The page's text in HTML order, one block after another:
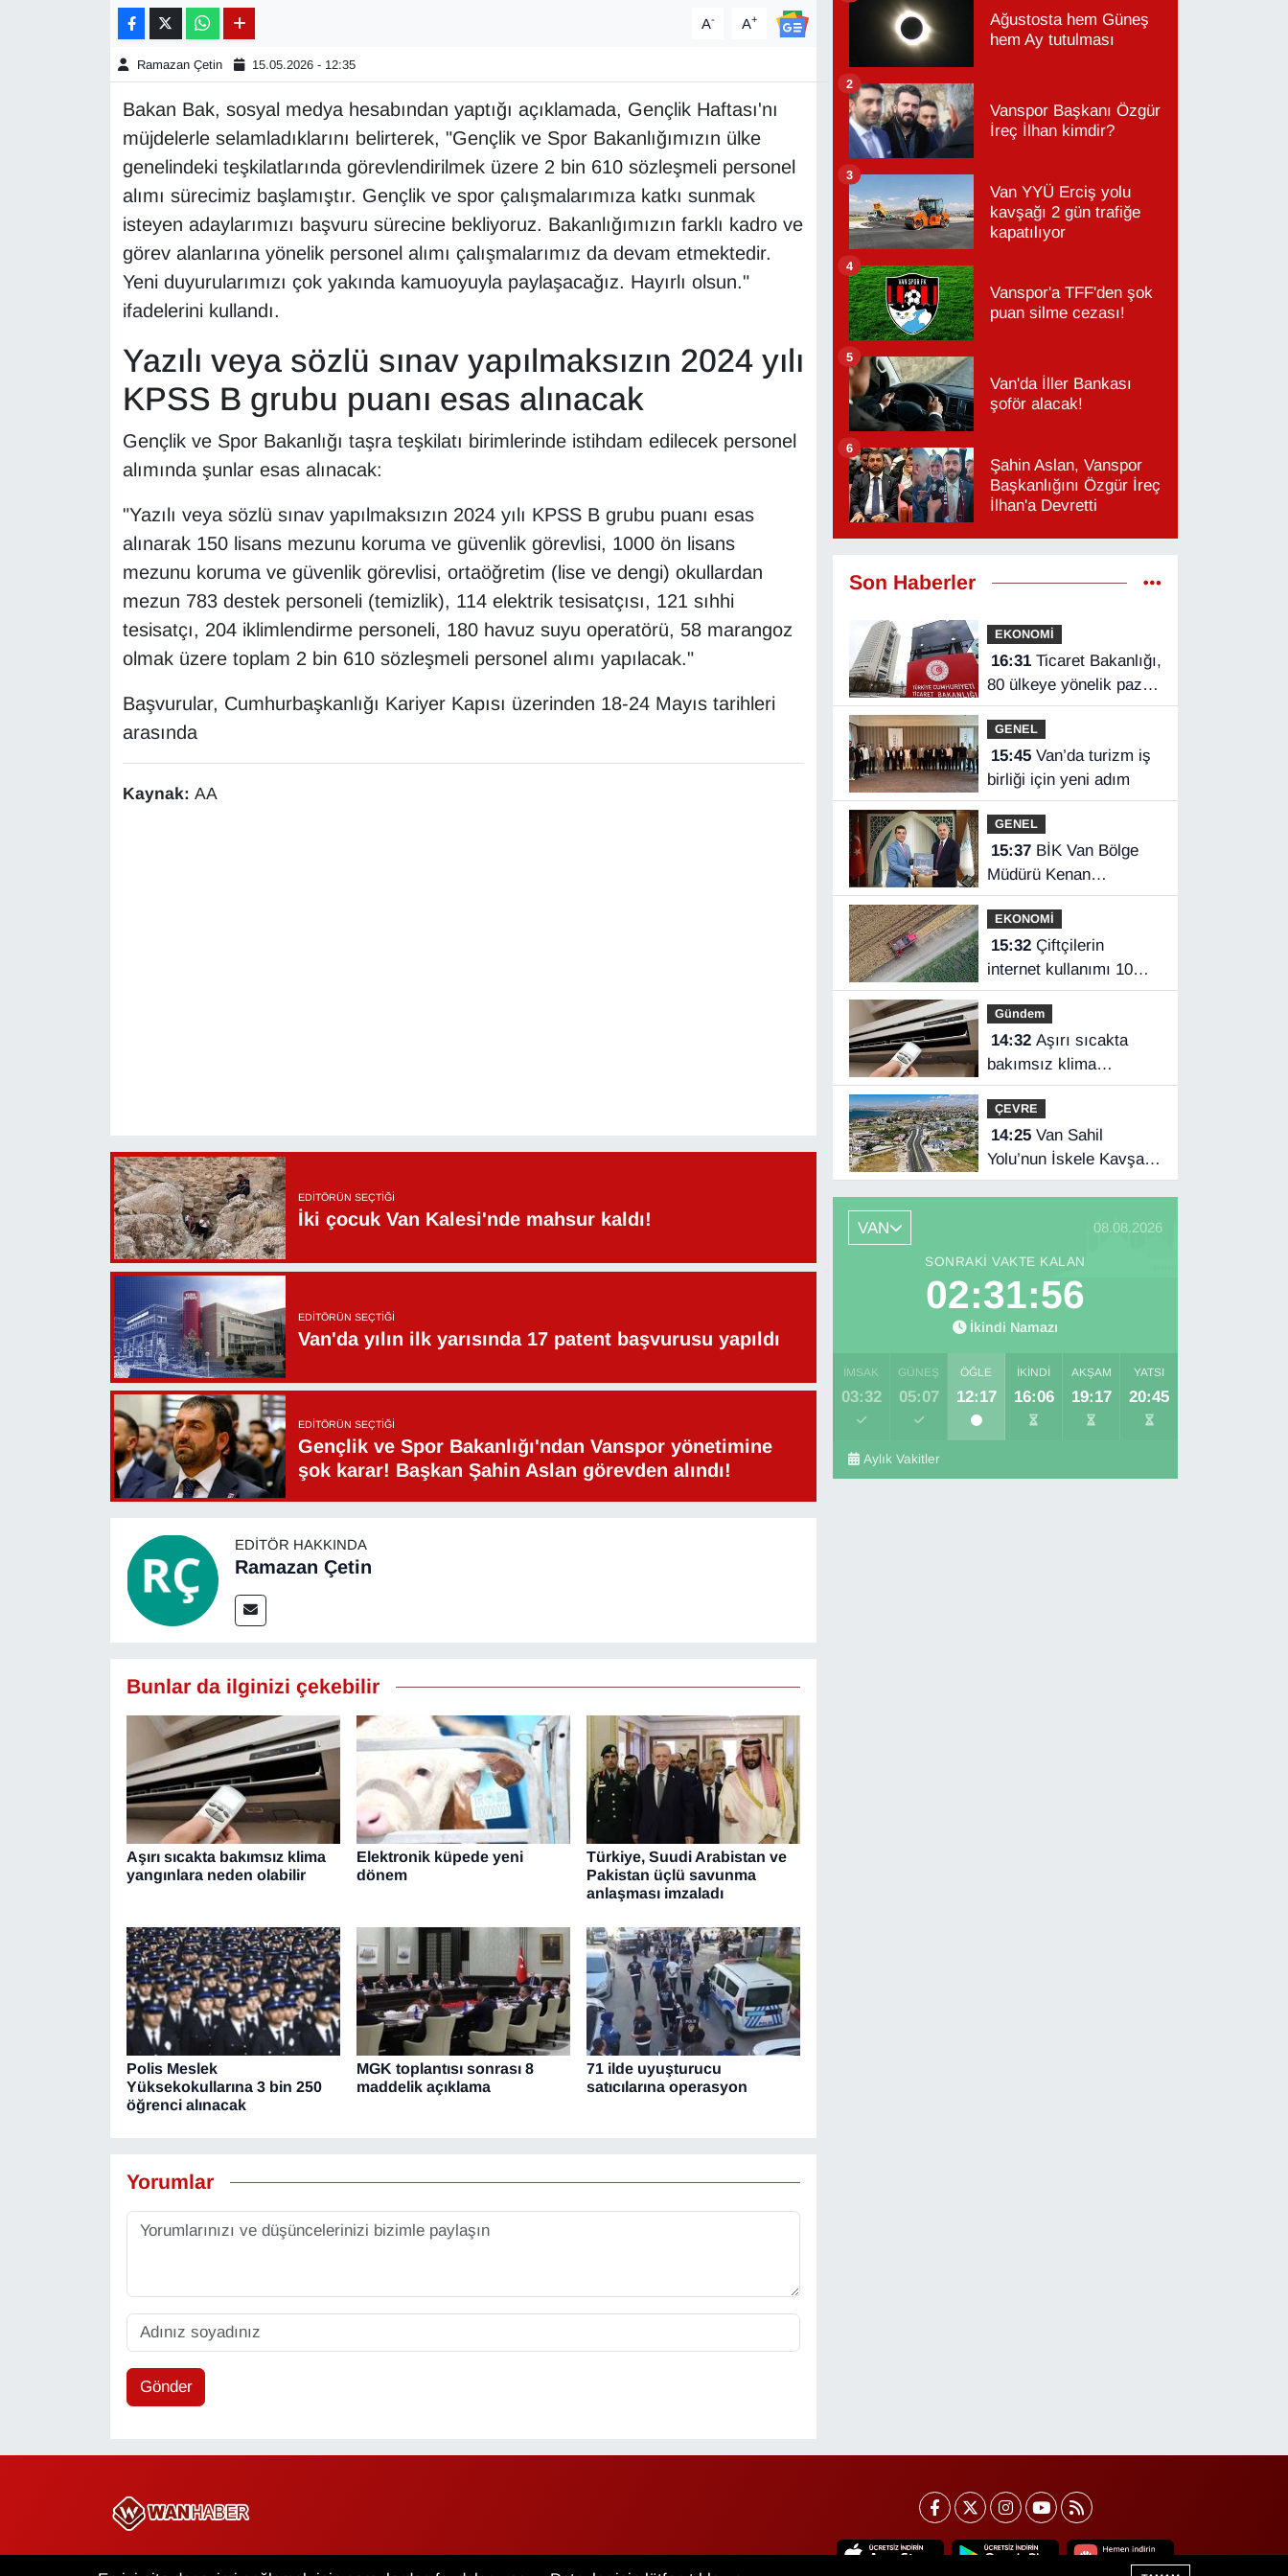
A- A+
Ramazan Çetin 15.05.2026 - 12:35
Bakan Bak, sosyal medya hesabından yaptığı açıklamada, Gençlik Haftası'nı
müjdelerle selamladıklarını belirterek, "Gençlik ve Spor Bakanlığımızın ülke
genelindeki teşkilatlarında görevlendirilmek üzere 2 bin 610 sözleşmeli personel
alımı sürecimiz başlamıştır. Gençlik ve spor çalışmalarımıza katkı sunmak
isteyen adaylarımızı başvuru sürecine bekliyoruz. Bakanlığımızın farklı kadro ve
görev alanlarına yönelik personel alımı çalışmalarımız da devam etmektedir.
Yeni duyurularımızı çok yakında kamuoyuyla paylaşacağız. Hayırlı olsun."
ifadelerini kullandı.
Yazılı veya sözlü sınav yapılmaksızın 2024 yılı
KPSS B grubu puanı esas alınacak
Gençlik ve Spor Bakanlığı taşra teşkilatı birimlerinde istihdam edilecek personel
alımında şunlar esas alınacak:
"Yazılı veya sözlü sınav yapılmaksızın 2024 yılı KPSS B grubu puanı esas
alınarak 150 lisans mezunu koruma ve güvenlik görevlisi, 1000 ön lisans
mezunu koruma ve güvenlik görevlisi, ortaöğretim (lise ve dengi) okullardan
mezun 783 destek personeli (temizlik), 114 elektrik tesisatçısı, 121 sıhhi
tesisatçı, 204 iklimlendirme personeli, 180 havuz suyu operatörü, 58 marangoz
olmak üzere toplam 2 bin 610 sözleşmeli personel alımı yapılacak."
Başvurular, Cumhurbaşkanlığı Kariyer Kapısı üzerinden 18-24 Mayıs tarihleri
arasında
Kaynak: AA
EDITÖRÜN SEÇTIĞI
İki çocuk Van Kalesi'nde mahsur kaldı!
EDITÖRÜN SEÇTIĞI
Van'da yılın ilk yarısında 17 patent başvurusu yapıldı
EDITÖRÜN SEÇTIĞI
Gençlik ve Spor Bakanlığı'ndan Vanspor yönetimine
şok karar! Başkan Şahin Aslan görevden alındı!
EDITÖR HAKKINDA
Ramazan Çetin
Bunlar da ilginizi çekebilir
Aşırı sıcakta bakımsız klima
yangınlara neden olabilir
Elektronik küpede yeni
dönem
Türkiye, Suudi Arabistan ve
Pakistan üçlü savunma
anlaşması imzaladı
Polis Meslek
Yüksekokullarına 3 bin 250
öğrenci alınacak
MGK toplantısı sonrası 8
maddelik açıklama
71 ilde uyuşturucu
satıcılarına operasyon
Yorumlar
Gönder
Ağustosta hem Güneş
hem Ay tutulması
Vanspor Başkanı Özgür
İreç İlhan kimdir?
2
Van YYÜ Erciş yolu
kavşağı 2 gün trafiğe
kapatılıyor
3
Vanspor'a TFF'den şok
puan silme cezası!
4
Van'da İller Bankası
şoför alacak!
5
Şahin Aslan, Vanspor
Başkanlığını Özgür İreç
İlhan'a Devretti
6
Son Haberler
EKONOMİ
16:31Ticaret Bakanlığı,
80 ülkeye yönelik pazar
araştırması hazırladı
GENEL
15:45Van’da turizm iş
birliği için yeni adım
GENEL
15:37BİK Van Bölge
Müdürü Kenan
Tokgöz’den Hakkâri
ziyareti
EKONOMİ
15:32Çiftçilerin
internet kullanımı 10
yılda iki katını aştı
Gündem
14:32Aşırı sıcakta
bakımsız klima
yangınlara neden olabilir
ÇEVRE
14:25Van Sahil
Yolu’nun İskele Kavşağı
tamamlandı
VAN 08.08.2026
SONRAKI VAKTE KALAN
02:31:55
İkindi Namazı
İMSAK
03:32
GÜNEŞ
05:07
ÖĞLE
12:17
İKINDI
16:06
AKŞAM
19:17
YATSI
20:45
Aylık Vakitler
Gündem
HABERDE İNSAN
Kamu Alımları
Kültür & Sanat
ONE EKONOMİ
POLİTİKA
RÖPORTAJ
VAN'DA SPOR
YAŞAM